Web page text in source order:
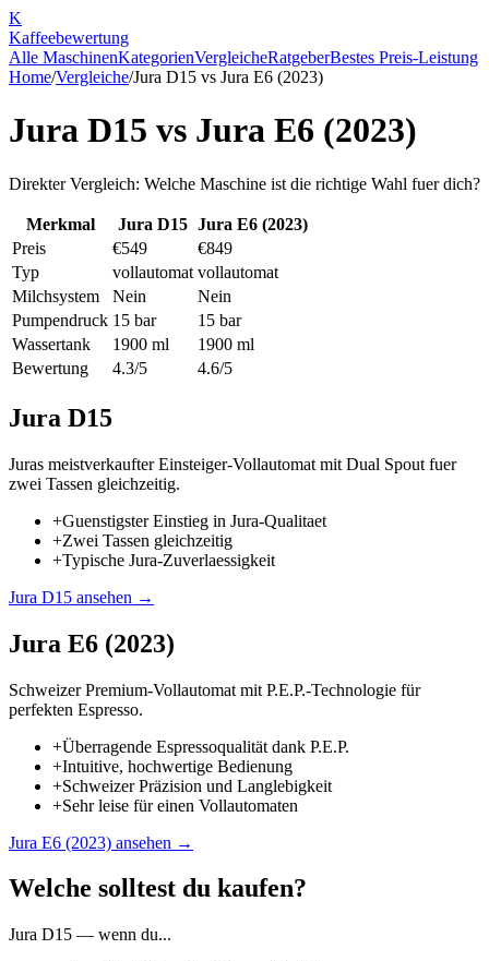
K
Kaffeebewertung
Alle MaschinenKategorienVergleicheRatgeberBestes Preis-Leistung
Home/Vergleiche/Jura D15 vs Jura E6 (2023)
Jura D15 vs Jura E6 (2023)
Direkter Vergleich: Welche Maschine ist die richtige Wahl fuer dich?
Merkmal Jura D15 Jura E6 (2023)
Preis
€549
€849
Typ
vollautomat vollautomat
Milchsystem
Nein
Nein
Pumpendruck 15 bar
15 bar
Wassertank
1900 ml
1900 ml
Bewertung
4.3/5 4.6/5
Jura D15
Juras meistverkaufter Einsteiger-Vollautomat mit Dual Spout fuer
zwei Tassen gleichzeitig.
+Guenstigster Einstieg in Jura-Qualitaet
+Zwei Tassen gleichzeitig
+Typische Jura-Zuverlaessigkeit
Jura D15 ansehen →
Jura E6 (2023)
Schweizer Premium-Vollautomat mit P.E.P.-Technologie für
perfekten Espresso.
+Überragende Espressoqualität dank P.E.P.
+Intuitive, hochwertige Bedienung
+Schweizer Präzision und Langlebigkeit
+Sehr leise für einen Vollautomaten
Jura E6 (2023) ansehen →
Welche solltest du kaufen?
Jura D15 — wenn du...